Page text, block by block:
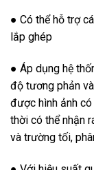
● Có thể hỗ trợ
lắp ghép
● Áp dụng hệ
độ tương phản
được hình ảnh
thời có thể nhận
và trường tối,